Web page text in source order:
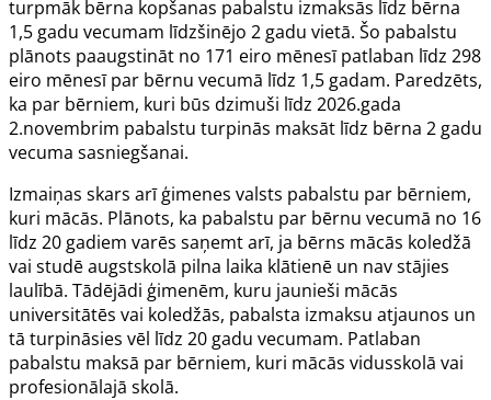
turpmāk bērna kopšanas pabalstu izmaksās līdz bērna
1,5 gadu vecumam līdzšinējo 2 gadu vietā. Šo pabalstu
plānots paaugstināt no 171 eiro mēnesī patlaban līdz 298
eiro mēnesī par bērnu vecumā līdz 1,5 gadam. Paredzēts,
ka par bērniem, kuri būs dzimuši līdz 2026.gada
2.novembrim pabalstu turpinās maksāt līdz bērna 2 gadu
vecuma sasniegšanai.
Izmaiņas skars arī ģimenes valsts pabalstu par bērniem,
kuri mācās. Plānots, ka pabalstu par bērnu vecumā no 16
līdz 20 gadiem varēs saņemt arī, ja bērns mācās koledžā
vai studē augstskolā pilna laika klātienē un nav stājies
laulībā. Tādējādi ģimenēm, kuru jaunieši mācās
universitātēs vai koledžās, pabalsta izmaksu atjaunos un
tā turpināsies vēl līdz 20 gadu vecumam. Patlaban
pabalstu maksā par bērniem, kuri mācās vidusskolā vai
profesionālajā skolā.